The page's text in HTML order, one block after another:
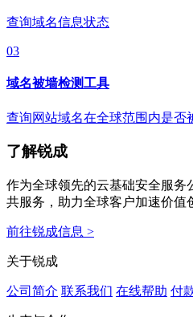
查询域名信息状态
03
域名被墙检测工具
查询网站域名在全球范围内是否
了解锐成
作为全球领先的云基础安全服务
共服务，助力全球客户加速价值
前往锐成信息 >
关于锐成
公司简介 联系我们 在线帮助 付